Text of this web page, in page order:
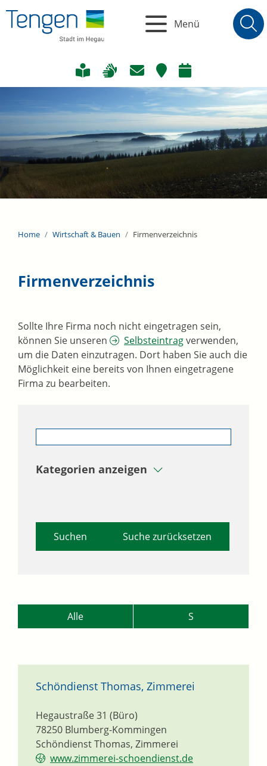
Menü
Home Wirtschaft & Bauen Firmenverzeichnis
Firmenverzeichnis
Sollte Ihre Firma noch nicht eingetragen sein,
können Sie unseren
Selbsteintragverwenden,
um die Daten einzutragen. Dort haben Sie auch die
Möglichkeit eine bereits von Ihnen eingetragene
Firma zu bearbeiten.
Kategorien anzeigen
Suche zurücksetzen
Alle S
Schöndienst Thomas, Zimmerei
Schöndienst Thomas, Zimmerei
Hegaustraße 31 (Büro)
78250 Blumberg-Kommingen
www.zimmerei-schoendienst.de